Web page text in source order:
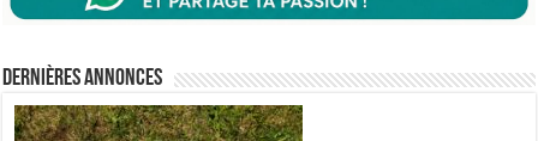
Dernières annonces